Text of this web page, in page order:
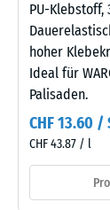
PU-Klebstoff,
hoher
Ideal für
Palisaden.
CHF 13.60 /
CHF 43.87 / l